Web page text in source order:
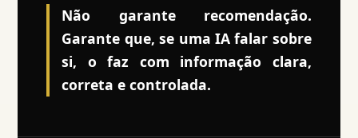
Não garante recomendação.
Garante que, se uma IA falar sobre
si, o faz com informação clara,
correta e controlada.